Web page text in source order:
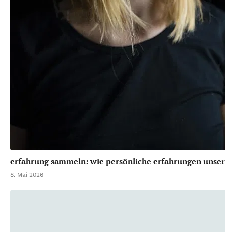
erfahrung sammeln: wie persönliche erfahrungen
8. Mai 2026